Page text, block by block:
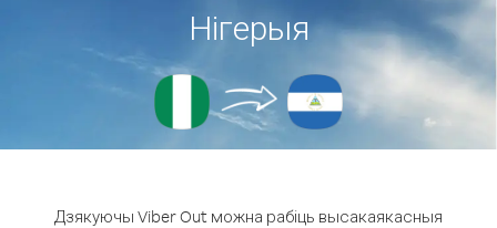
Нігерыя
Дзякуючы Viber Out можна рабіць высакаякасныя